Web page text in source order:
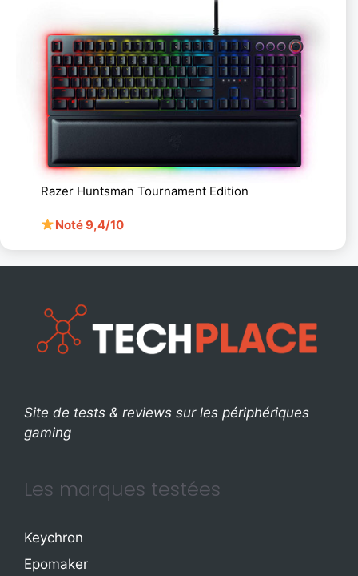
Razer Huntsman Tournament Edition
Noté 9,4/10
Site de tests & reviews sur les périphériques
gaming
Les marques testées
Keychron
Epomaker